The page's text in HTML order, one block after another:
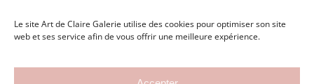
Le site Art de Claire Galerie utilise des cookies pour optimiser son site
web et ses service afin de vous offrir une meilleure expérience.
Galerie en ligne